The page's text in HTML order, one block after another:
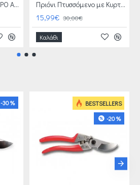
Πριόνι FELCO 630 + ΔΩΡΟ ΑΓΡΟΤΙΚΑ ΓΑΝΤΙΑ Πριόνι Πτυσσόμενο με Κυρτή Λεπίδα ARS 210DX
15,99€ 30,00€
Καλάθι
-30 %
BESTSELLERS
-20 %